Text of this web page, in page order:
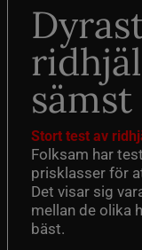
Stort test av
Folksam har
prisklasser för
Det visar sig
mellan de olika
bäst.